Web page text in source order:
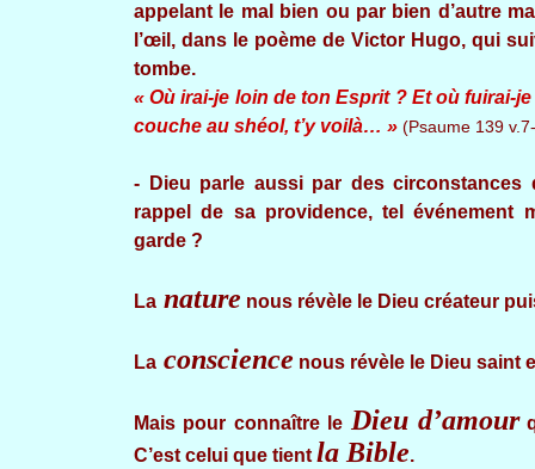
appelant le mal bien ou par bien d’autre
l’œil, dans le poème de Victor Hugo, qui
tombe.
« Où irai-je loin de ton Esprit ? Et où fuirai-
couche au shéol, t’y voilà… » (Psaume 139
- Dieu parle aussi par des circonstances
rappel de sa providence, tel événement
garde ?
La nature nous révèle le Dieu créateur
La conscience nous révèle le Dieu saint
Mais pour connaître le Dieu d’amour
C’est celui que tient la Bible.